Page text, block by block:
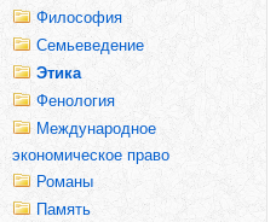
Философия
Семьеведение
Этика
Фенология
Международное
экономическое право
Романы
Память